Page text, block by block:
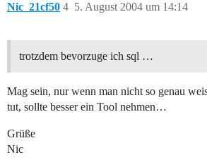
Nic_21cf50 5. August 2004 um 14:14
4
trotzdem bevorzuge ich sql …
Mag sein, nur wenn man nicht so genau
tut, sollte besser ein Tool nehmen…
Grüße
Nic